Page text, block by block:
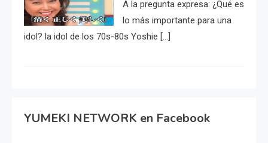
A la pregunta expresa: ¿Qué es
lo más importante para una
idol? la idol de los 70s-80s Yoshie […]
YUMEKI NETWORK en Facebook